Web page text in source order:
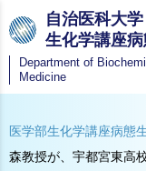
自治医科大
生化学講座
Department of
Medicine
医学部生化学講座病態
森教授が、宇都宮東高